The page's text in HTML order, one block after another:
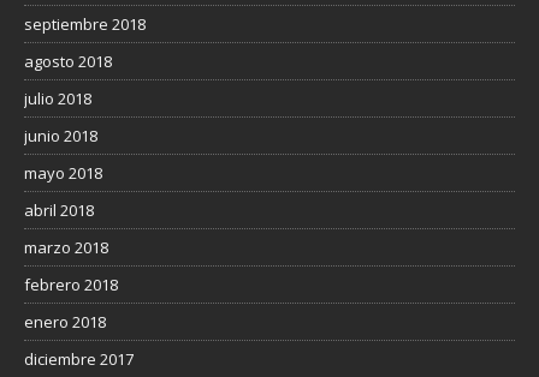
septiembre 2018
agosto 2018
julio 2018
junio 2018
mayo 2018
abril 2018
marzo 2018
febrero 2018
enero 2018
diciembre 2017